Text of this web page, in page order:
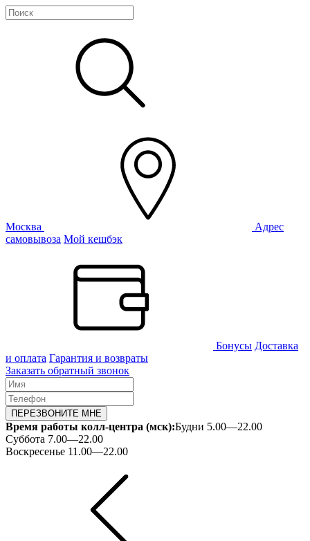
Москва
Адрес
самовывоза Мой кешбэк
Бонусы Доставка
и оплата Гарантия и возвраты
Заказать обратный звонок
ПЕРЕЗВОНИТЕ МНЕ
Время работы колл-центра (мск):Будни 5.00—22.00
Суббота 7.00—22.00
Воскресенье 11.00—22.00